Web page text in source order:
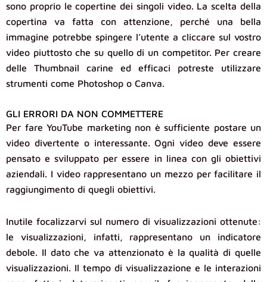
sono proprio le copertine dei singoli video. La scelta della
copertina va fatta con attenzione, perché una bella
immagine potrebbe spingere l’utente a cliccare sul vostro
video piuttosto che su quello di un competitor. Per creare
delle Thumbnail carine ed efficaci potreste utilizzare
strumenti come Photoshop o Canva.
GLI ERRORI DA NON COMMETTERE
Per fare YouTube marketing non è sufficiente postare un
video divertente o interessante. Ogni video deve essere
pensato e sviluppato per essere in linea con gli obiettivi
aziendali. I video rappresentano un mezzo per facilitare il
raggiungimento di quegli obiettivi.
Inutile focalizzarvi sul numero di visualizzazioni ottenute:
le visualizzazioni, infatti, rappresentano un indicatore
debole. Il dato che va attenzionato è la qualità di quelle
visualizzazioni. Il tempo di visualizzazione e le interazioni